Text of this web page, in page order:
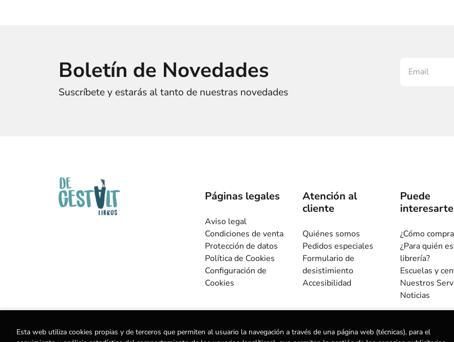
Boletín de Novedades
Suscríbete y estarás al tanto de nuestras novedades
Páginas legales
Aviso legal
Condiciones de venta
Protección de datos
Política de Cookies
Configuración de
Cookies
Atención al
cliente
Quiénes somos
Pedidos especiales
Formulario de
desistimiento
Accesibilidad
Puede
interesarte
¿Cómo
¿Para quién
librería?
Escuelas y
Nuestros
Noticias
Esta web utiliza cookies propias y de terceros que permiten al usuario la navegación a través de una página web (técnicas), para el